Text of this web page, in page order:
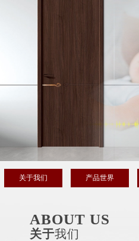
关于我们 产品世界
ABOUT US
关于我们